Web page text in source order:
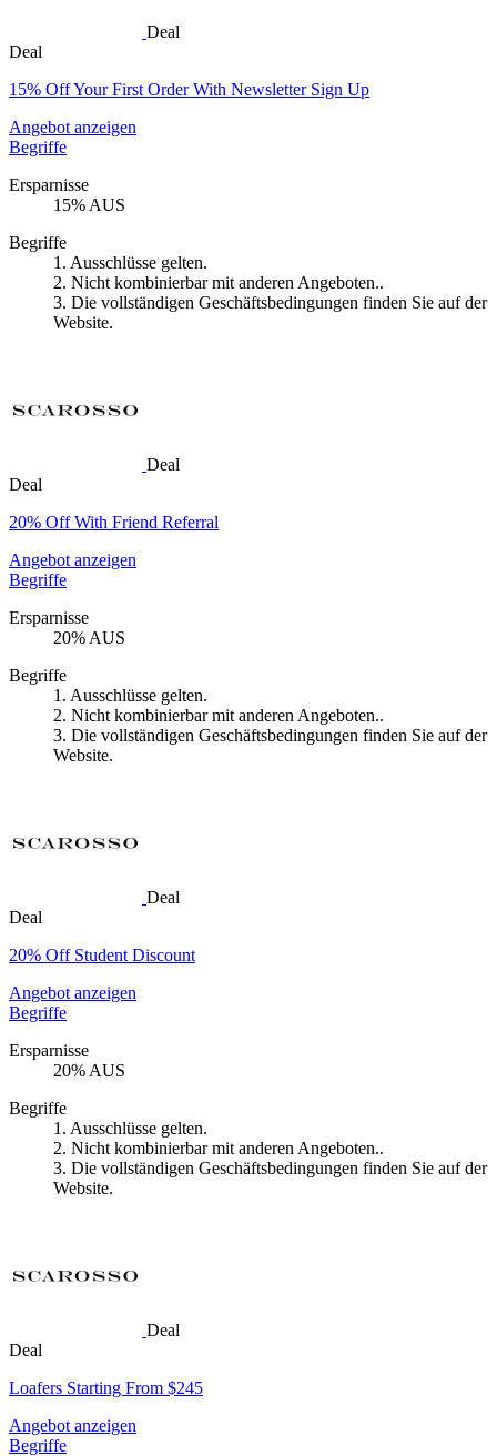
Deal
Deal
15% Off Your First Order With Newsletter Sign Up
Angebot anzeigen
Begriffe
Ersparnisse
15% AUS
Begriffe
1. Ausschlüsse gelten.
2. Nicht kombinierbar mit anderen Angeboten..
3. Die vollständigen Geschäftsbedingungen finden Sie auf der
Website.
Deal
Deal
20% Off With Friend Referral
Angebot anzeigen
Begriffe
Ersparnisse
20% AUS
Begriffe
1. Ausschlüsse gelten.
2. Nicht kombinierbar mit anderen Angeboten..
3. Die vollständigen Geschäftsbedingungen finden Sie auf der
Website.
Deal
Deal
20% Off Student Discount
Angebot anzeigen
Begriffe
Ersparnisse
20% AUS
Begriffe
1. Ausschlüsse gelten.
2. Nicht kombinierbar mit anderen Angeboten..
3. Die vollständigen Geschäftsbedingungen finden Sie auf der
Website.
Deal
Deal
Loafers Starting From $245
Angebot anzeigen
Begriffe